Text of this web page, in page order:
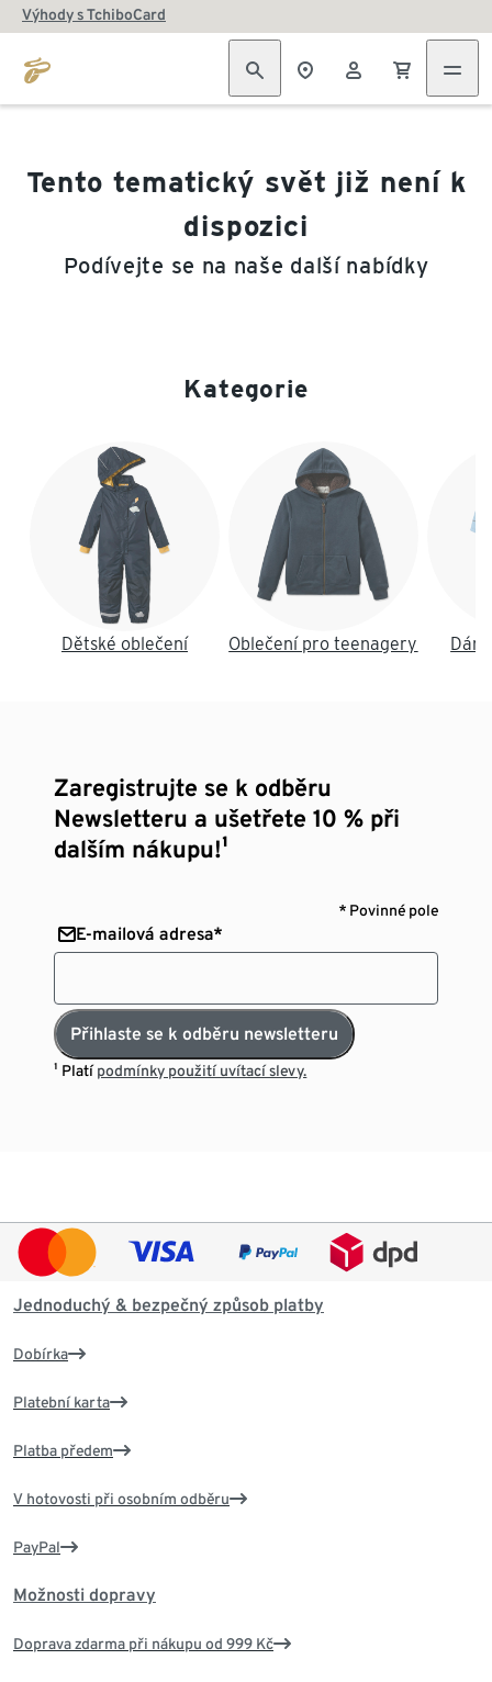
Výhody s TchiboCard
Tento tematický svět již není k
dispozici
Podívejte se na naše další nabídky
Kategorie
Dětské oblečení Oblečení pro teenagery
Zaregistrujte se k odběru
Newsletteru a ušetřete 10 % při
dalším nákupu!¹
* Povinné pole
E-mailová adresa*
Přihlaste se k odběru newsletteru
¹ Platípodmínky použití uvítací slevy.
Jednoduchý & bezpečný způsob platby
Dobírka
Platební karta
Platba předem
V hotovosti při osobním odběru
PayPal
Možnosti dopravy
Doprava zdarma při nákupu od 999 Kč